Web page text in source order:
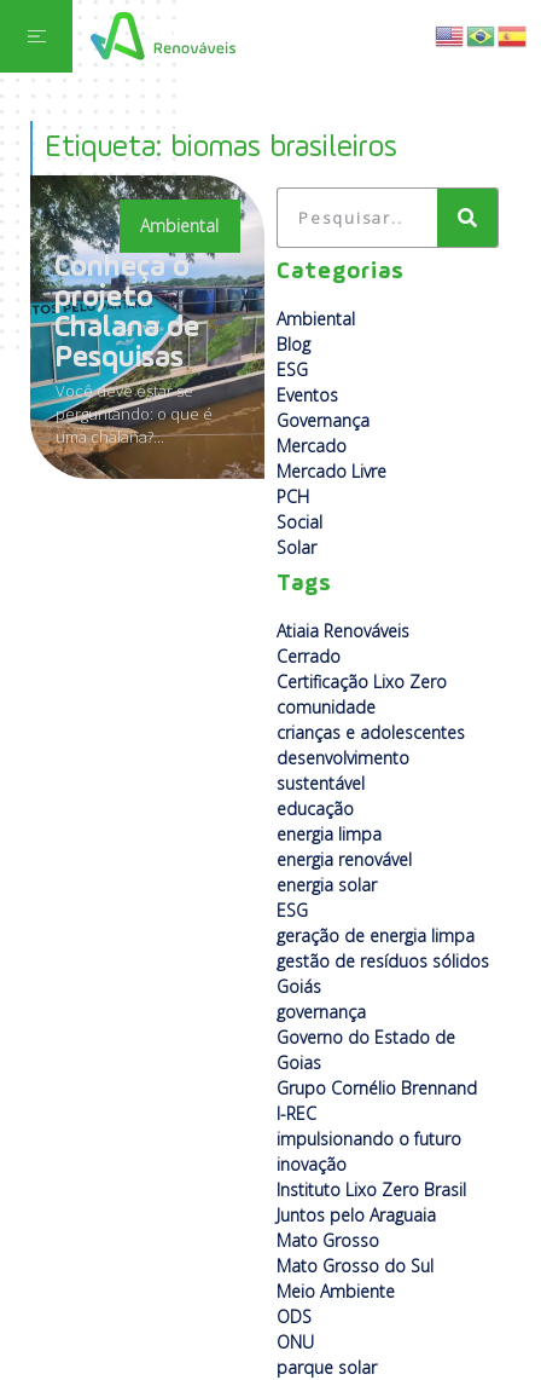
Etiqueta: biomas brasileiros
Ambiental
Conheça o
projeto
Chalana de
Pesquisas
Você deve estar se
perguntando: o que é
uma chalana?...
Categorias
Ambiental
Blog
ESG
Eventos
Governança
Mercado
Mercado Livre
PCH
Social
Solar
Tags
Atiaia Renováveis
Cerrado
Certificação Lixo Zero
comunidade
crianças e adolescentes
desenvolvimento
sustentável
educação
energia limpa
energia renovável
energia solar
ESG
geração de energia limpa
gestão de resíduos sólidos
Goiás
governança
Governo do Estado de
Goias
Grupo Cornélio Brennand
I-REC
impulsionando o futuro
inovação
Instituto Lixo Zero Brasil
Juntos pelo Araguaia
Mato Grosso
Mato Grosso do Sul
Meio Ambiente
ODS
ONU
parque solar